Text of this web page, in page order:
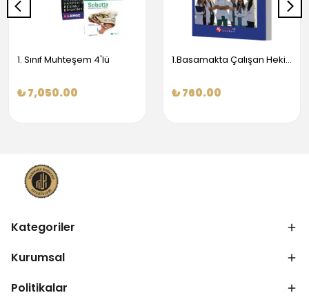
1. Sınıf Muhteşem 4'lü
₺ 7,050.00
1.Basamakta Çalışan Hekimler İçin Temel Obstetrik Ve Jinekoloji Bilgisi
₺ 760.00
Kategoriler
Kurumsal
Politikalar